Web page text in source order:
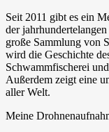
Seit 2011 gibt es ein
der
große Sammlung von
wird die Geschichte
Schwammfischerei
Außerdem zeigt eine
aller Welt.
Meine